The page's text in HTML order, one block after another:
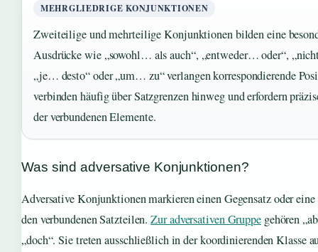
MEHRGLIEDRIGE KONJUNKTIONEN
Zweiteilige und mehrteilige Konjunktionen bilden eine
Ausdrücke wie „sowohl… als auch“, „entweder… oder“,
„je… desto“ oder „um… zu“ verlangen korrespondierende
verbinden häufig über Satzgrenzen hinweg und erfordern
der verbundenen Elemente.
Was sind adversative Konjunktionen?
Adversative Konjunktionen markieren einen Gegensatz oder
den verbundenen Satzteilen.Zur adversativen Gruppegehören
„doch“. Sie treten ausschließlich in der koordinierenden Klasse